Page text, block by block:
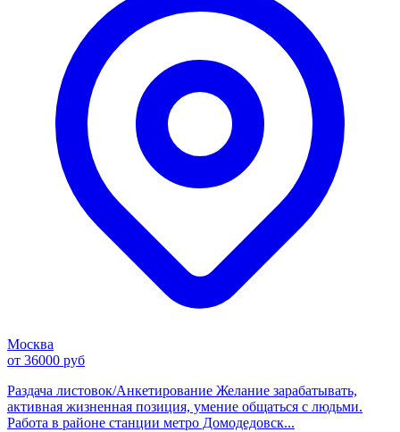
Москва
от 36000 руб
Раздача листовок/Анкетирование Желание зарабатывать,
активная жизненная позиция, умение общаться с людьми.
Работа в районе станции метро Домодедовск...